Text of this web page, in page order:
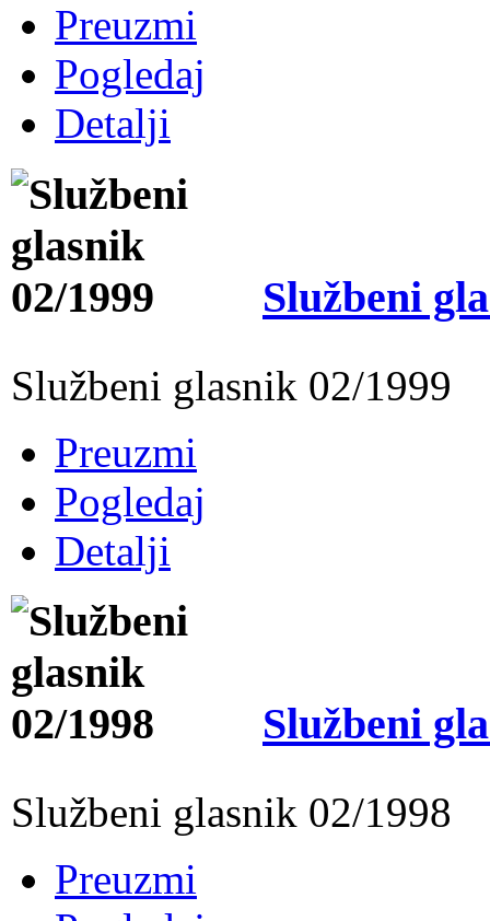
Preuzmi
Pogledaj
Detalji
Službeni
Službeni glasnik 02/1999
Preuzmi
Pogledaj
Detalji
Službeni
Službeni glasnik 02/1998
Preuzmi